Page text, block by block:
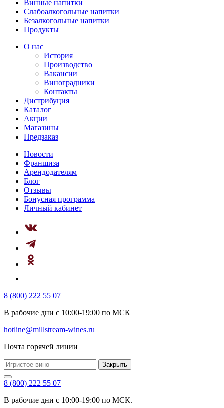
Винные напитки
Слабоалкогольные напитки
Безалкогольные напитки
Продукты
О нас
История
Производство
Вакансии
Виноградники
Контакты
Дистрибуция
Каталог
Акции
Магазины
Предзаказ
Новости
Франшиза
Арендодателям
Блог
Отзывы
Бонусная программа
Личный кабинет
8 (800) 222 55 07
В рабочие дни с 10:00-19:00 по МСК
hotline@millstream-wines.ru
Почта горячей линии
Закрыть
8 (800) 222 55 07
В рабочие дни с 10:00-19:00 по МСК.